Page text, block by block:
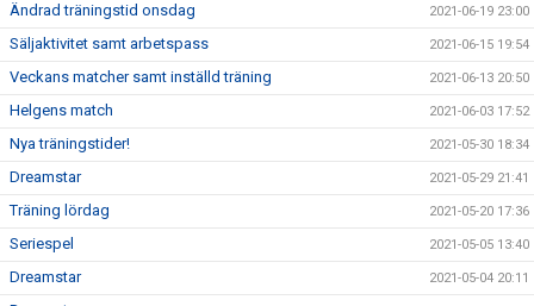
Ändrad träningstid onsdag 2021-06-19 23:00
Säljaktivitet samt arbetspass 2021-06-15 19:54
Veckans matcher samt inställd träning 2021-06-13 20:50
Helgens match 2021-06-03 17:52
Nya träningstider! 2021-05-30 18:34
Dreamstar 2021-05-29 21:41
Träning lördag 2021-05-20 17:36
Seriespel 2021-05-05 13:40
Dreamstar 2021-05-04 20:11